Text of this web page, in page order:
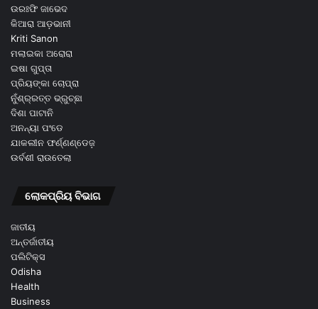
ଉରଃଫି ଜାଭେଦ
କିଆରା ଆଡ଼ଭାନୀ
Kriti Sanon
ମଲାଇକା ଅରୋରା
ଇଷା ଗୁପ୍ତା
ପ୍ରିୟଙ୍କା ଚୋପ୍ରା
ନୁଁଶ୍ର୍ରତ୍ତ ଭ୍ରୁଚ୍ଛା
ଦିଶା ପାଟାନି
ଅନନ୍ୟା ପଂଡେ
ଯାକଲୀନ ଫର୍ଣ୍ଣଣ୍ଡେଜ଼
ଉର୍ବଶୀ ରାଉତେଲା
ଲୋକପ୍ରିୟ ବିଭାଗ
ଜାତୀୟ
ଅନ୍ତର୍ଜାତୀୟ
ପଲିଟିକ୍ସ
Odisha
Health
Business